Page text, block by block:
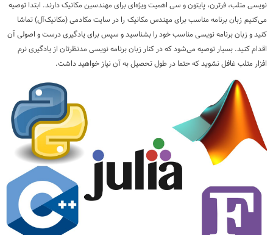
نویسی متلب، فرترن، پایتون و سی اهمیت ویژه‌ای برای مهندسین مکانیک دارند. ابتدا توصیه
می‌کنیم زبان برنامه مناسب برای مهندس مکانیک را در سایت مکادمی (مکانیک‌آل) تماشا
کنید و زبان برنامه نویسی مناسب خود را بشناسید و سپس برای یادگیری درست و اصولی آن
اقدام کنید. بسیار توصیه می‌شود که در کنار زبان برنامه نویسی مدنظرتان از یادگیری نرم
افزار متلب غافل نشوید که حتما در طول تحصیل به آن نیاز خواهید داشت.